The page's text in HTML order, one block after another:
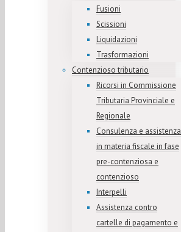
Fusioni
Scissioni
Liquidazioni
Trasformazioni
Contenzioso tributario
Ricorsi in Commissione
Tributaria Provinciale e
Regionale
Consulenza e assistenza
in materia fiscale in fase
pre-contenziosa e
contenzioso
Interpelli
Assistenza contro
cartelle di pagamento e